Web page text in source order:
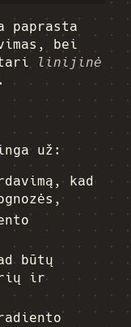
bei
linijinė
už:
kad
būtų
ir